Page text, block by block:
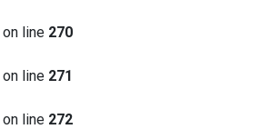
on line 270
on line 271
on line 272